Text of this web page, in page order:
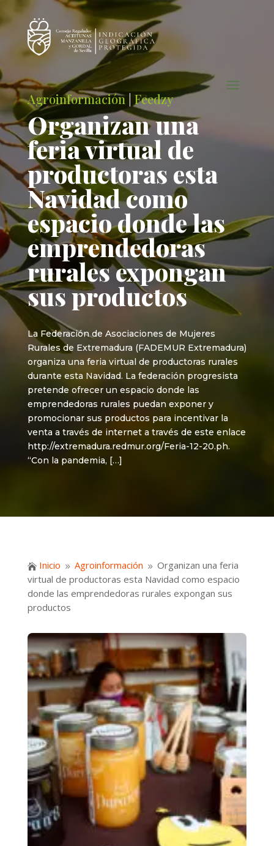
Agroinformación Feedzy
Organizan una
feria virtual de
productoras esta
Navidad como
espacio donde las
emprendedoras
rurales expongan
sus productos
La Federación de Asociaciones de Mujeres
Rurales de Extremadura (FADEMUR Extremadura)
organiza una feria virtual de productoras rurales
durante esta Navidad. La federación progresista
pretende ofrecer un espacio donde las
emprendedoras rurales puedan exponer y
promocionar sus productos para incentivar la
venta a través de internet a través de este enlace
http://extremadura.redmur.org/Feria-12-20.ph.
“Con la pandemia, […]
 Inicio 9 Agroinformación 9 Organizan una feria
virtual de productoras esta Navidad como espacio
donde las emprendedoras rurales expongan sus
productos